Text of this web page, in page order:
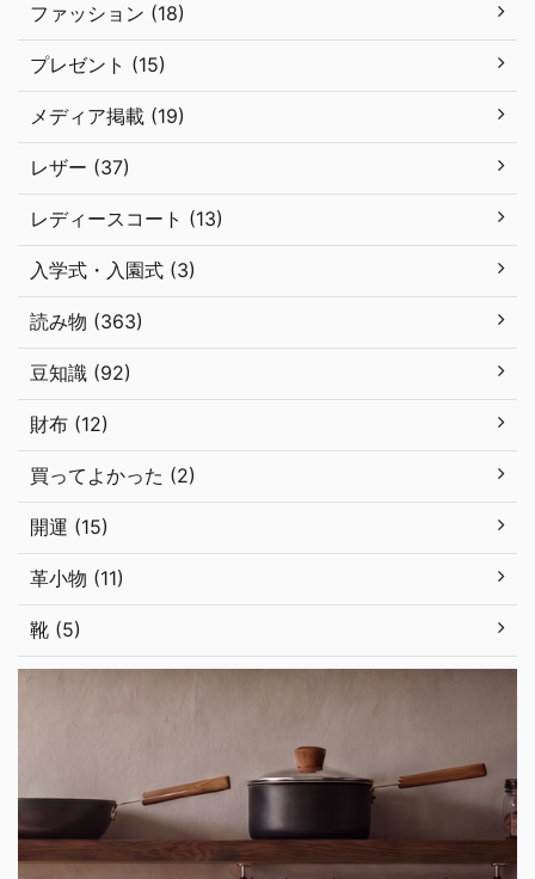
ファッション (18)
プレゼント (15)
メディア掲載 (19)
レザー (37)
レディースコート (13)
入学式・入園式 (3)
読み物 (363)
豆知識 (92)
財布 (12)
買ってよかった (2)
開運 (15)
革小物 (11)
靴 (5)